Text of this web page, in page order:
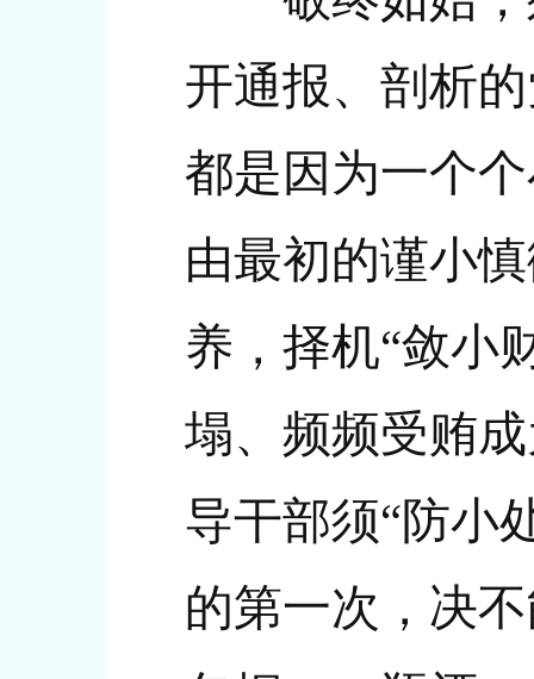
开通报、剖析
都是因为一个
由最初的谨小
养，择机“敛小
塌、频频受贿
导干部须“防小
的第一次，决